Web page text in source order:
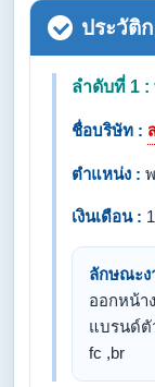
ประวัติ
ลำดับที่ 1
ชื่อบริษัท :
ตำแหน่ง :
เงินเดือน :
ลักษณะง
ออกหน้า
แบรนด์ตั
fc ,br